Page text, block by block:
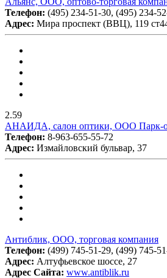
Телефон: (495) 234-51-30, (495) 234-
Адрес: Мира проспект (ВВЦ), 119
2.59
АНАИДА, салон оптики, ООО Парк-
Телефон: 8-963-655-55-72
Адрес: Измайловский бульвар, 37
Антиблик, ООО, торговая компания
Телефон: (499) 745-51-29, (499) 745-
Адрес: Алтуфьевское шоссе, 27
Адрес Сайта: www.antiblik.ru